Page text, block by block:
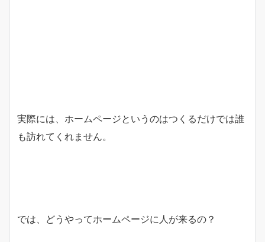
実際には、ホームページというのはつくるだけでは誰
も訪れてくれません。
では、どうやってホームページに人が来るの？